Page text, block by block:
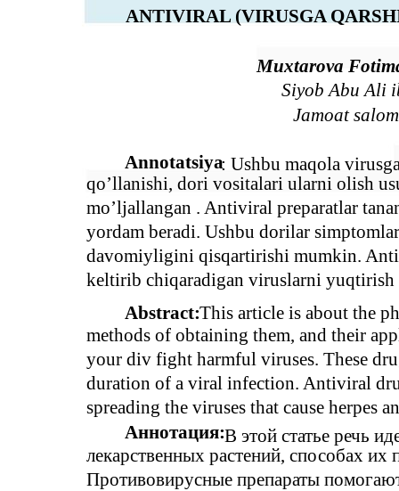
ANTIVIRAL (VIRUSGA
Muxtarova
Siyob Abu Ali
Jamoat
Annotatsiya: Ushbu maqola
qo’llanishi, dori vositalari ularni olish
mo’ljallangan . Antiviral preparatlar
yordam beradi. Ushbu dorilar
davomiyligini qisqartirishi mumkin.
keltirib chiqaradigan viruslarni
Abstract:This article is about the
methods of obtaining them, and their
your div fight harmful viruses. These
duration of a viral infection. Antiviral
spreading the viruses that cause herpes
Аннотация:В этой статье речь
лекарственных растений, способах
Противовирусные препараты